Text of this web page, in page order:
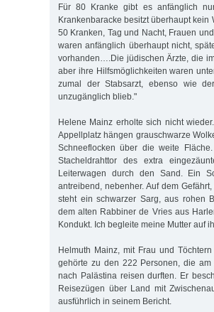
Für 80 Kranke gibt es anfänglich
Krankenbaracke besitzt überhaupt kein
50 Kranken, Tag und Nacht, Frauen
waren anfänglich überhaupt nicht,
vorhanden….Die jüdischen Ärzte, die
aber ihre Hilfsmöglichkeiten waren
zumal der Stabsarzt, ebenso wie
unzugänglich blieb."
Helene Mainz erholte sich nicht
Appellplatz hängen grauschwarze
Schneeflocken über die weite
Stacheldrahttor des extra
Leiterwagen durch den Sand. Ein
antreibend, nebenher. Auf dem
steht ein schwarzer Sarg, aus rohen
dem alten Rabbiner de Vries aus
Kondukt. Ich begleite meine Mutter auf
Helmuth Mainz, mit Frau und
gehörte zu den 222 Personen, die
nach Palästina reisen durften. Er
Reisezügen über Land mit
ausführlich in seinem Bericht.